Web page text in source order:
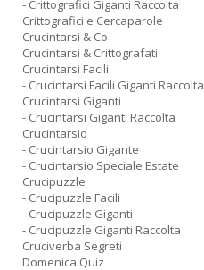
- Crittografici Giganti Raccolta
Crittografici e Cercaparole
Crucintarsi & Co
Crucintarsi & Crittografati
Crucintarsi Facili
- Crucintarsi Facili Giganti Raccolta
Crucintarsi Giganti
- Crucintarsi Giganti Raccolta
Crucintarsio
- Crucintarsio Gigante
- Crucintarsio Speciale Estate
Crucipuzzle
- Crucipuzzle Facili
- Crucipuzzle Giganti
- Crucipuzzle Giganti Raccolta
Cruciverba Segreti
Domenica Quiz